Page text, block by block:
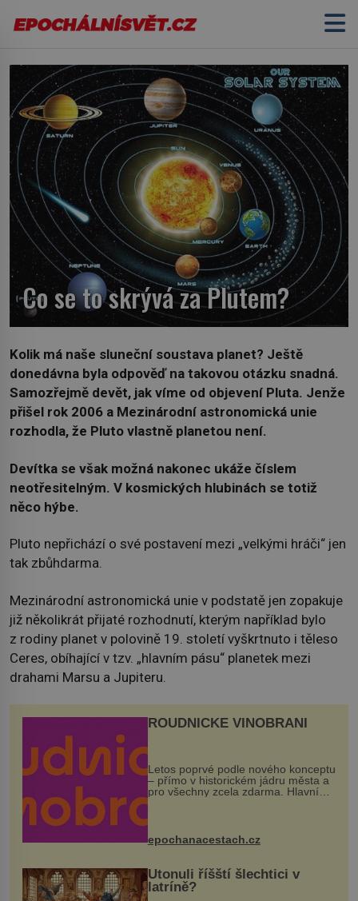
Co se to skrývá za Plutem?
Kolik má naše sluneční soustava planet? Ještě
donedávna byla odpověď na takovou otázku snadná.
Samozřejmě devět, jak víme od objevení Pluta. Jenže
přišel rok 2006 a Mezinárodní astronomická unie
rozhodla, že Pluto vlastně planetou není.
Devítka se však možná nakonec ukáže číslem
neotřesitelným. V kosmických hlubinách se totiž
něco hýbe.
Pluto nepřichází o své postavení mezi „velkými hráči“ jen
tak zbůhdarma.
Mezinárodní astronomická unie v podstatě jen zopakuje
již několikrát přijaté rozhodnutí, kterým například bylo
z rodiny planet v polovině 19. století vyškrtnuto i těleso
Ceres, obíhající v tzv. „hlavním pásu“ planetek mezi
drahami Marsu a Jupiteru.
ROUDNICKÉ VINOBRANÍ
Letos poprvé podle nového konceptu
– přímo v historickém jádru města a
pro všechny zcela zdarma. Hlavní
program se odehraje na Karlově a
mohou těšit na víno, burčák, pes...
epochanacestach.cz
Utonuli říšští šlechtici v
latríně?